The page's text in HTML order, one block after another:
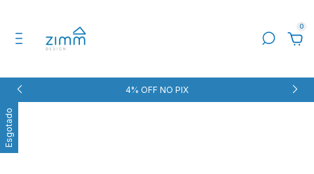
0
4% OFF NO PIX
Esgotado